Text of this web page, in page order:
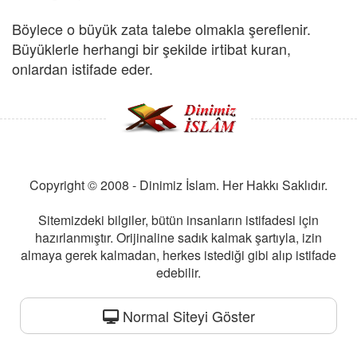
Böylece o büyük zata talebe olmakla şereflenir.
Büyüklerle herhangi bir şekilde irtibat kuran,
onlardan istifade eder.
Copyright © 2008 - Dinimiz İslam. Her Hakkı Saklıdır.
Sitemizdeki bilgiler, bütün insanların istifadesi için
hazırlanmıştır. Orijinaline sadık kalmak şartıyla, izin
almaya gerek kalmadan, herkes istediği gibi alıp istifade
edebilir.
Normal Siteyi Göster